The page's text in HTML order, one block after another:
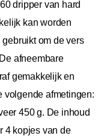
dripper van hard
kan worden
om de vers
afneembare
gemakkelijk en
volgende afmetingen:
450 g. De inhoud
4 kopjes van de